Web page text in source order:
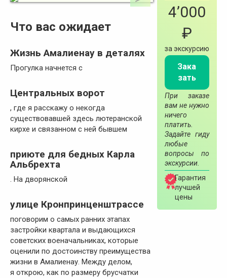
4’000
₽
за экскурсию
Зака
зать
При заказе
вам не нужно
ничего
платить.
Задайте гиду
любые
вопросы по
экскурсии.
Гарантия
лучшей
цены
Что вас ожидает
Жизнь Амалиенау в деталях
Прогулка начнется с
Центральных ворот
, где я расскажу о некогда
существовавшей здесь лютеранской
кирхе и связанном с ней бывшем
приюте для бедных Карла
Альбрехта
. На дворянской
улице Кронпринценштрассе
поговорим о самых ранних этапах
застройки квартала и выдающихся
советских военачальниках, которые
оценили по достоинству преимущества
жизни в Амалиенау. Между делом,
я открою, как по размеру брусчатки